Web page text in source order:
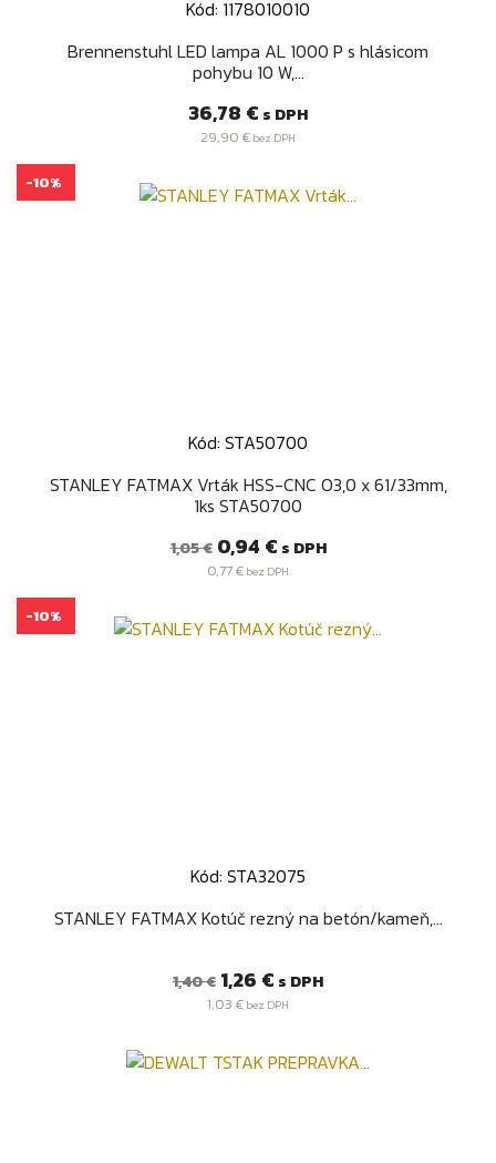
Kód: 1178010010
Brennenstuhl LED lampa AL 1000 P s hlásicom
pohybu 10 W,...
Cena
36,78 € s DPH
29,90 € bez DPH
Kód: STA50700
STANLEY FATMAX Vrták HSS-CNC O3,0 x 61/33mm,
1ks STA50700
Bežná
cena
1,05 € Cena
0,94 € s DPH
0,77 € bez DPH
-10%
Kód: STA32075
STANLEY FATMAX Kotúč rezný na betón/kameň,...
Bežná
cena
1,40 € Cena
1,26 € s DPH
1,03 € bez DPH
-10%